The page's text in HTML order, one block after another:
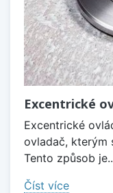
Excentrické
Excentrické
ovladač, kterým
Tento způsob
Číst více